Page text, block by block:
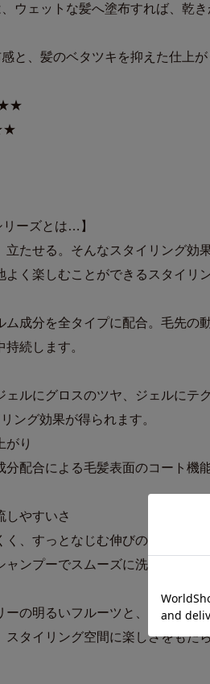
ウェットな髪へ塗布すれば、乾
と、髪のベタツキを抑えた仕上が
リーズとは…】
立たせる。そんなスタイリング効
く楽しむことができるスタイリ
成分を全タイプに配合。毛先の
続します。
ェルにグロスのツヤ、ジェルにテ
ング効果が得られます。
がり
分配合による毛髪表面のコート機
しやすいさ
、すっとなじむ伸びのよさ。水
ンプーでスムーズに洗い流せます
の明るいフルーツと、深みのあ
スタイリング空間に楽しさをもた